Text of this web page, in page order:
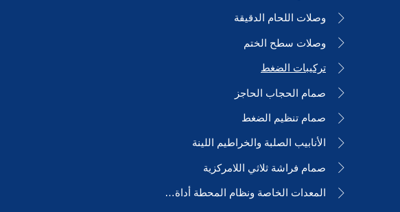
 وصلات اللحام الدقيقة
 وصلات سطح الختم
 تركيبات الضغط
 صمام الحجاب الحاجز
 صمام تنظيم الضغط
 الأنابيب الصلبة والخراطيم اللينة
 صمام فراشة ثلاثي اللامركزية
 المعدات الخاصة ونظام المحطة أداة VMB/P إلخ